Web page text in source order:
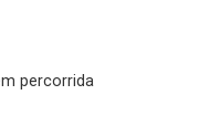
percorrida